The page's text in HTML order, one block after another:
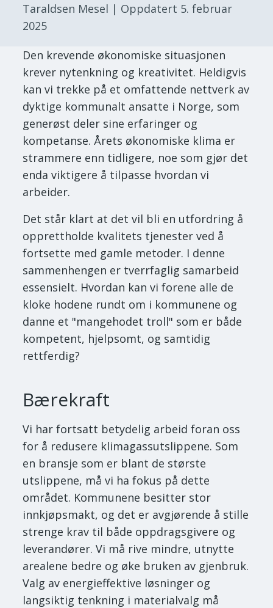
Taraldsen Mesel | Oppdatert 5. februar
2025
Den krevende økonomiske situasjonen
krever nytenkning og kreativitet. Heldigvis
kan vi trekke på et omfattende nettverk av
dyktige kommunalt ansatte i Norge, som
generøst deler sine erfaringer og
kompetanse. Årets økonomiske klima er
strammere enn tidligere, noe som gjør det
enda viktigere å tilpasse hvordan vi
arbeider.
Det står klart at det vil bli en utfordring å
opprettholde kvalitets tjenester ved å
fortsette med gamle metoder. I denne
sammenhengen er tverrfaglig samarbeid
essensielt. Hvordan kan vi forene alle de
kloke hodene rundt om i kommunene og
danne et "mangehodet troll" som er både
kompetent, hjelpsomt, og samtidig
rettferdig?
Bærekraft
Vi har fortsatt betydelig arbeid foran oss
for å redusere klimagassutslippene. Som
en bransje som er blant de største
utslippene, må vi ha fokus på dette
området. Kommunene besitter stor
innkjøpsmakt, og det er avgjørende å stille
strenge krav til både oppdragsgivere og
leverandører. Vi må rive mindre, utnytte
arealene bedre og øke bruken av gjenbruk.
Valg av energieffektive løsninger og
langsiktig tenkning i materialvalg må